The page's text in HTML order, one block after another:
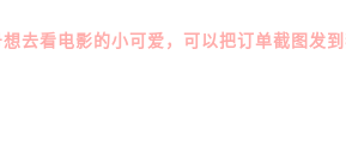
去看电影的小可爱，可以把订单截图发